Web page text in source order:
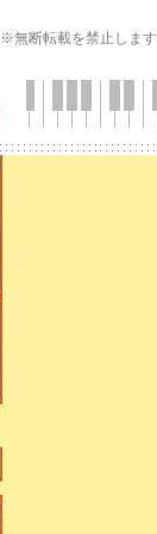
※無断転載を禁止します